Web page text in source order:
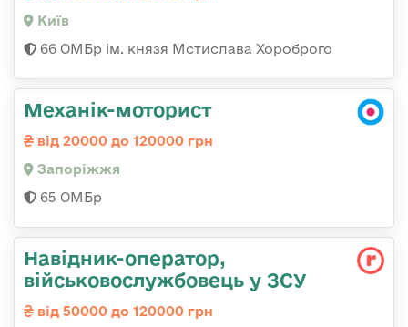
Київ
66 ОМБр ім. князя Мстислава Хороброго
Механік-моторист
від 20000 до 120000 грн
Запоріжжя
65 ОМБр
Навідник-оператор,
військовослужбовець у ЗСУ
від 50000 до 120000 грн